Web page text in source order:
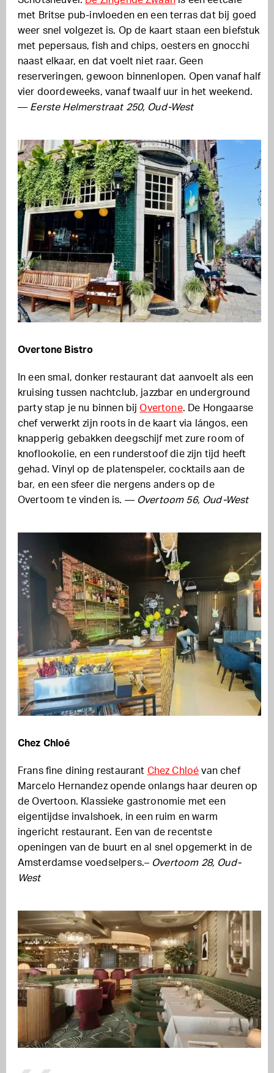
met Britse pub-invloeden en een terras dat bij goed
weer snel volgezet is. Op de kaart staan een biefstuk
met pepersaus, fish and chips, oesters en gnocchi
naast elkaar, en dat voelt niet raar. Geen
reserveringen, gewoon binnenlopen. Open vanaf half
vier doordeweeks, vanaf twaalf uur in het weekend.
— Eerste Helmerstraat 250, Oud-West
Overtone Bistro
In een smal, donker restaurant dat aanvoelt als een
kruising tussen nachtclub, jazzbar en underground
party stap je nu binnen bijOvertone. De Hongaarse
chef verwerkt zijn roots in de kaart via lángos, een
knapperig gebakken deegschijf met zure room of
knoflookolie, en een runderstoof die zijn tijd heeft
gehad. Vinyl op de platenspeler, cocktails aan de
bar, en een sfeer die nergens anders op de
Overtoom te vinden is. — Overtoom 56, Oud-West
Chez Chloé
Frans fine dining restaurant Chez Chloé van chef
Marcelo Hernandez opende onlangs haar deuren op
de Overtoon. Klassieke gastronomie met een
eigentijdse invalshoek, in een ruim en warm
ingericht restaurant. Een van de recentste
openingen van de buurt en al snel opgemerkt in de
Amsterdamse voedselpers.– Overtoom 28, Oud-
West